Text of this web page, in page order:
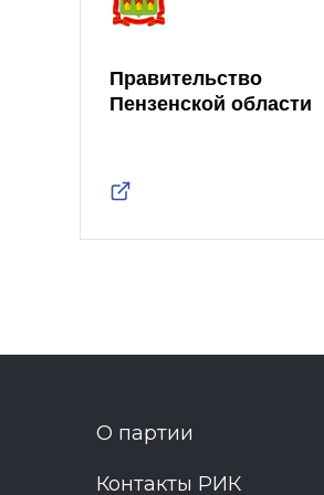
Правительство
Пензенской области
О партии
Контакты РИК